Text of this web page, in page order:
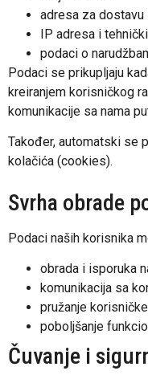
adresa za dostavu
IP adresa i
podaci o
Podaci se prikupljaju
kreiranjem korisničkog
komunikacije sa nama
Također, automatski se
kolačića (cookies).
Svrha obrade
Podaci naših korisnika
obrada i isporuka
komunikacija sa
pružanje
poboljšanje
Čuvanje i